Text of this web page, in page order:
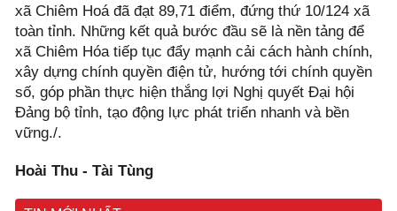
xã Chiêm Hoá đã đạt 89,71 điểm, đứng thứ 10/124 xã
toàn tỉnh. Những kết quả bước đầu sẽ là nền tảng để
xã Chiêm Hóa tiếp tục đẩy mạnh cải cách hành chính,
xây dựng chính quyền điện tử, hướng tới chính quyền
số, góp phần thực hiện thắng lợi Nghị quyết Đại hội
Đảng bộ tỉnh, tạo động lực phát triển nhanh và bền
vững./.
Hoài Thu - Tài Tùng